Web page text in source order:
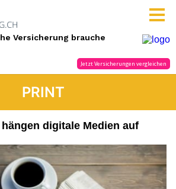
PRINT
digitale Medien auf